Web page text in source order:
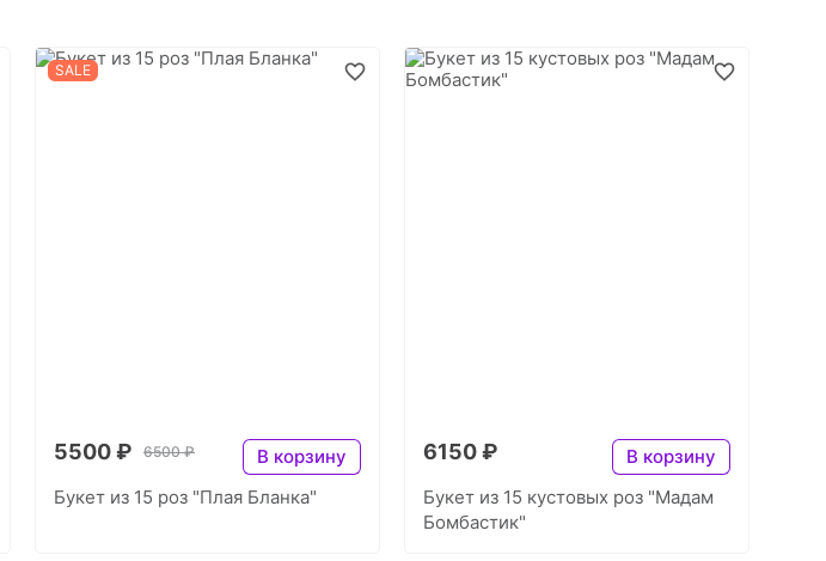
SALE
Букет из 15 роз "Плая Бланка"
5500 ₽ 6500 ₽
В корзину
Букет из 15 кустовых роз "Мадам
Бомбастик"
6150 ₽ В корзину